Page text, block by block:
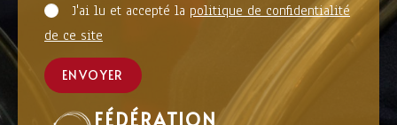
J'ai lu et accepté la politique de confidentialité
de ce site
ENVOYER
FÉDÉRATION